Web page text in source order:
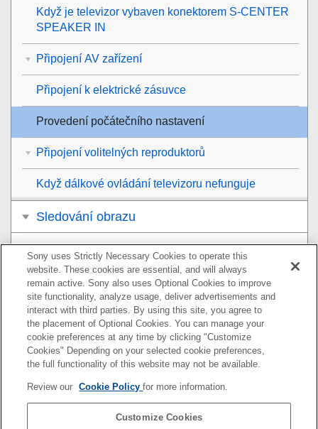
Když je televizor vybaven konektorem S-CENTER
SPEAKER IN
Připojení AV zařízení
Připojení k elektrické zásuvce
Provedení počátečního nastavení
Připojení volitelných reproduktorů
Když dálkové ovládání televizoru nefunguje
Sledování obrazu
Poslech hudby/zvuku
Poslech hudby připojením k síti
Nastavení hlasitosti a kvality zvuku
Používání reproduktorového systému jeho
propojením s televizorem
Změna nastavení
Sony uses Strictly Necessary Cookies to operate this
website. These cookies are essential, and will always
remain active. Sony also uses Optional Cookies to improve
site functionality, analyze usage, deliver advertisements and
interact with third parties. By using this site, you agree to
the placement of Optional Cookies. You can manage your
cookie preferences at any time by clicking "Customize
Cookies" Depending on your selected cookie preferences,
the full functionality of this website may not be available.
Review our Cookie Policyfor more information.
Customize Cookies